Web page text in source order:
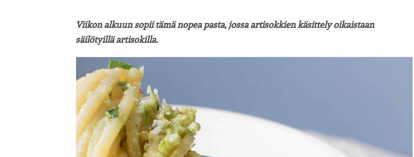
Viikon alkuun sopii tämä nopea pasta, jossa artisokkien käsittely oikaistaan
säilötyillä artisokilla.